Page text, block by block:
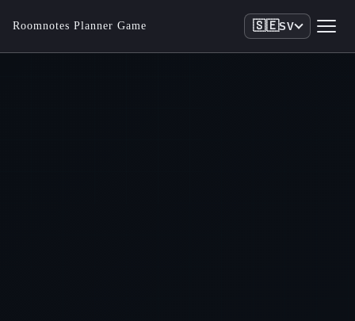
Roomnotes Planner Game 🇸🇪SV